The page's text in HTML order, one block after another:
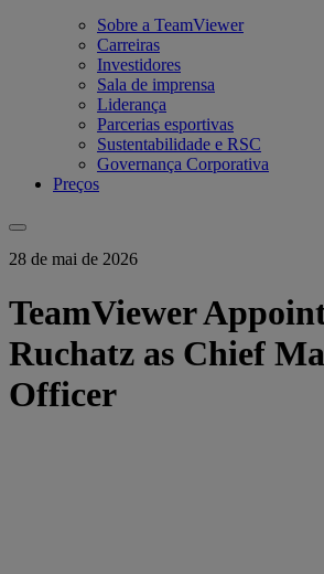
Sobre a TeamViewer
Carreiras
Investidores
Sala de imprensa
Liderança
Parcerias esportivas
Sustentabilidade e RSC
Governança Corporativa
Preços
28 de mai de 2026
TeamViewer
Ruchatz as Chief
Officer